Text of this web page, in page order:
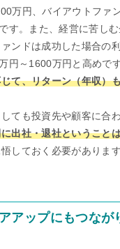
万円、バイアウトファ
す。また、経営に苦し
ンドは成功した場合の
円～1600万円と高めで
て、リターン（年収）
ても投資先や顧客に合
出社・退社ということ
しておく必要があります
アップにもつなが